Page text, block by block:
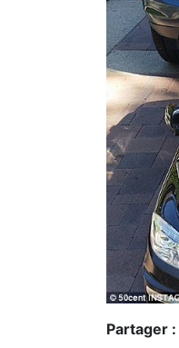
Partager :